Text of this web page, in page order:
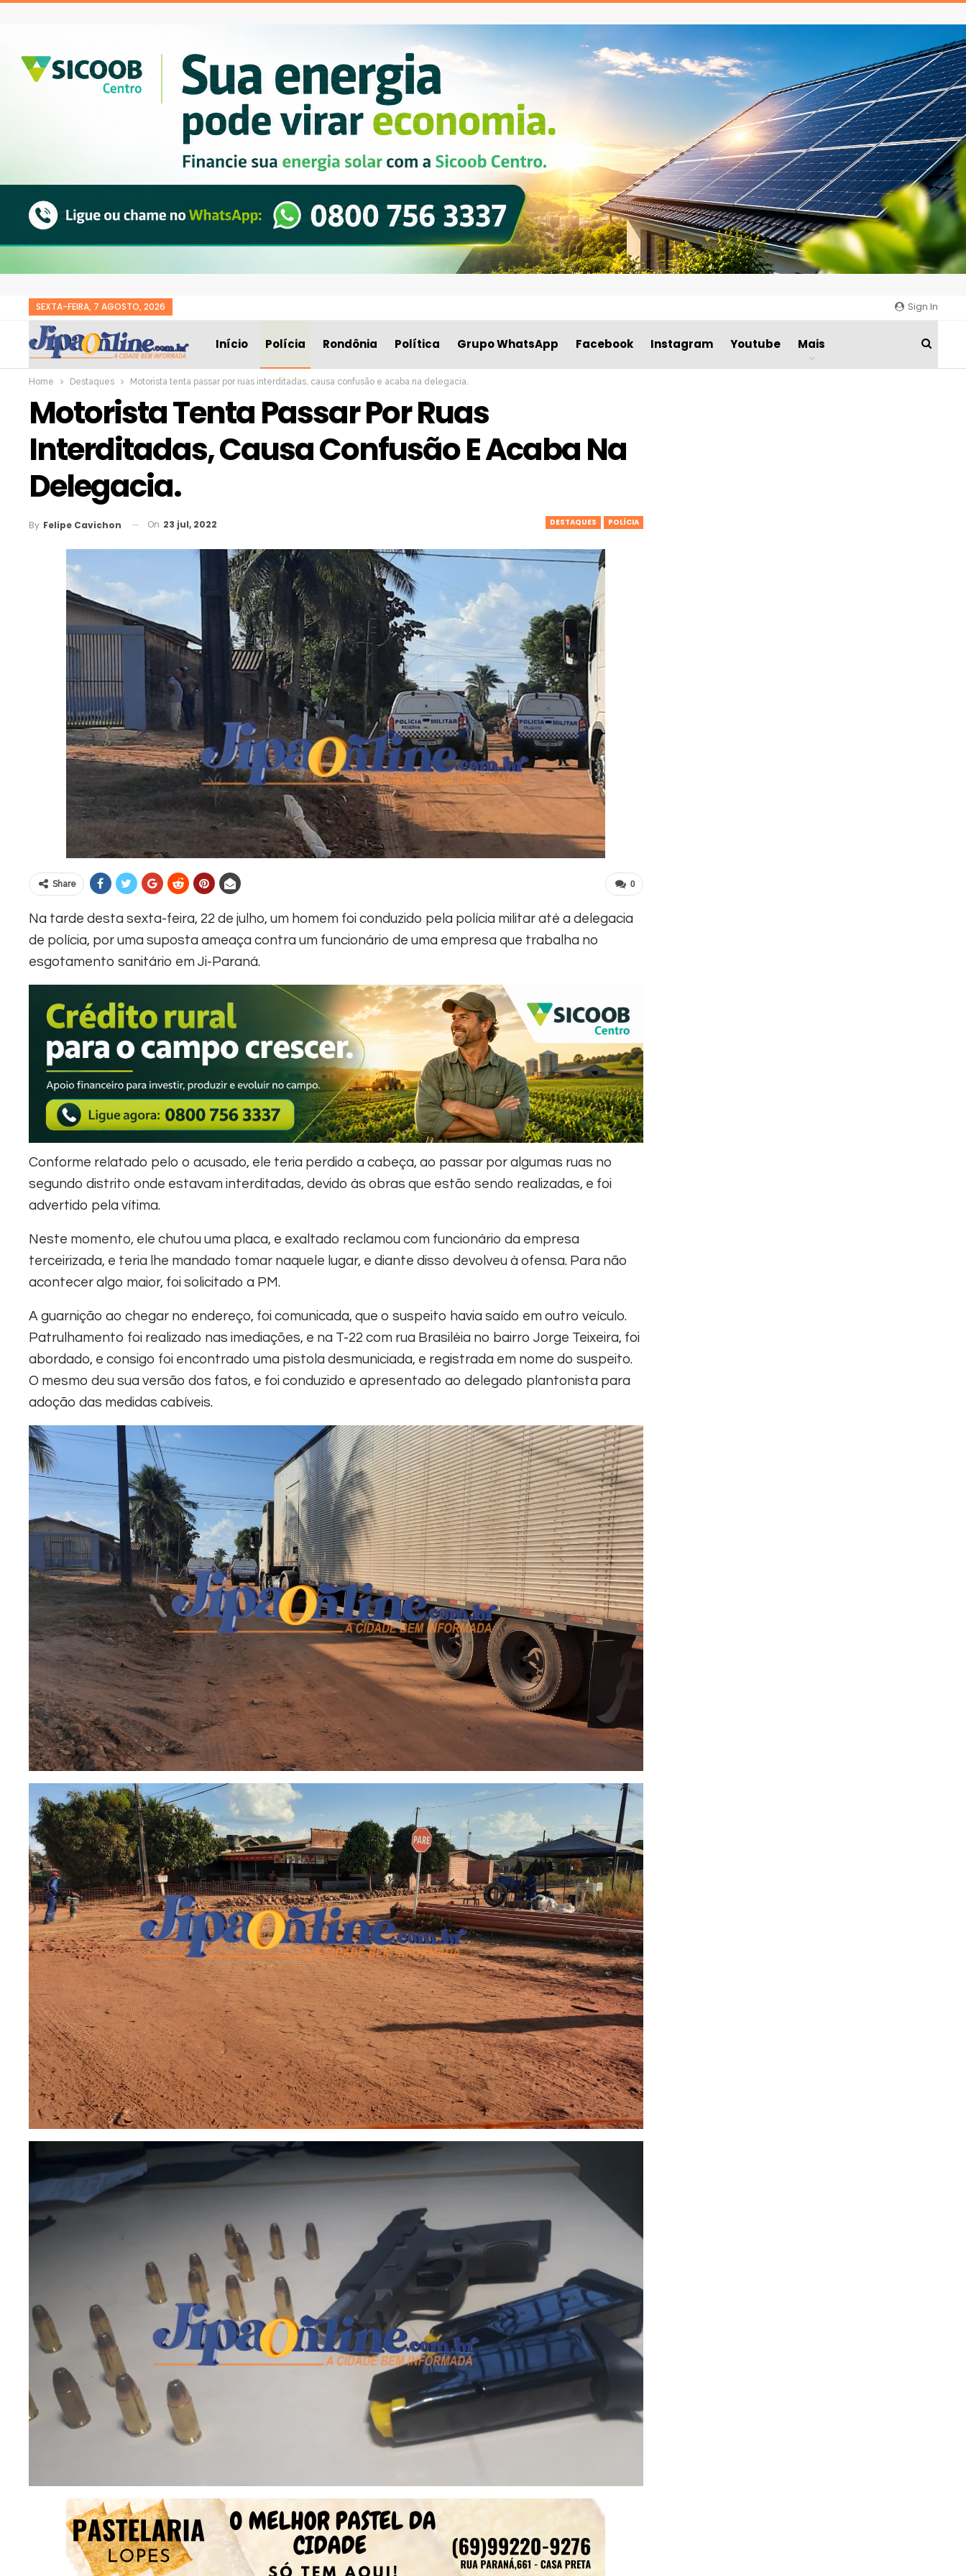
Sign In
SEXTA-FEIRA, 7 AGOSTO, 2026
Início Polícia Rondônia Política Grupo WhatsApp Facebook Instagram Youtube Mais
Home Destaques Motorista tenta passar por ruas interditadas, causa confusão e acaba na delegacia.
Motorista Tenta Passar Por Ruas
Interditadas, Causa Confusão E Acaba Na
Delegacia.
DESTAQUES POLÍCIA
By Felipe Cavichon On 23 jul, 2022
0
Share
Na tarde desta sexta-feira, 22 de julho, um homem foi conduzido pela polícia militar até a delegacia
de polícia, por uma suposta ameaça contra um funcionário de uma empresa que trabalha no
esgotamento sanitário em Ji-Paraná.
Conforme relatado pelo o acusado, ele teria perdido a cabeça, ao passar por algumas ruas no
segundo distrito onde estavam interditadas, devido às obras que estão sendo realizadas, e foi
advertido pela vítima.
Neste momento, ele chutou uma placa, e exaltado reclamou com funcionário da empresa
terceirizada, e teria lhe mandado tomar naquele lugar, e diante disso devolveu à ofensa. Para não
acontecer algo maior, foi solicitado a PM.
A guarnição ao chegar no endereço, foi comunicada, que o suspeito havia saído em outro veículo.
Patrulhamento foi realizado nas imediações, e na T-22 com rua Brasiléia no bairro Jorge Teixeira, foi
abordado, e consigo foi encontrado uma pistola desmuniciada, e registrada em nome do suspeito.
O mesmo deu sua versão dos fatos, e foi conduzido e apresentado ao delegado plantonista para
adoção das medidas cabíveis.